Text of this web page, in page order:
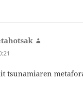
tsunamiaren